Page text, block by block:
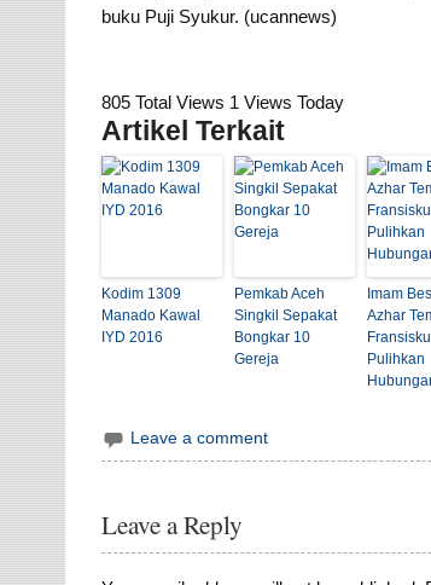
buku Puji Syukur. (ucannews)
805 Total Views 1 Views Today
Artikel Terkait
Kodim 1309
Manado Kawal
IYD 2016
Pemkab Aceh
Singkil Sepakat
Bongkar 10
Gereja
Imam
Azhar
Pulihkan
Leave a comment
Leave a Reply